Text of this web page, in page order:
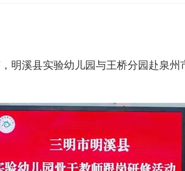
溪县实验幼儿园与王桥分园赴泉州